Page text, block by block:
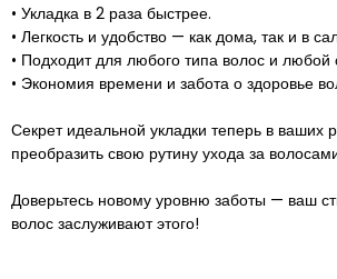
• Укладка в 2 раза быстрее.
• Легкость и удобство — как дома, так и в
• Подходит для любого типа волос и любой
• Экономия времени и забота о здоровье
Секрет идеальной укладки теперь в ваших
преобразить свою рутину ухода за
Доверьтесь новому уровню заботы — ваш
волос заслуживают этого!